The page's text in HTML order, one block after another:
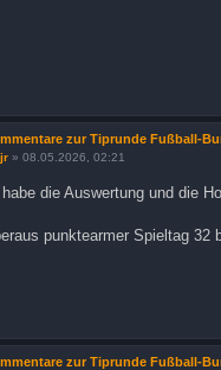
zur Tiprunde Fußball-
jr» 08.05.2026, 02:21
die Auswertung und die
punktearmer Spieltag
zur Tiprunde Fußball-